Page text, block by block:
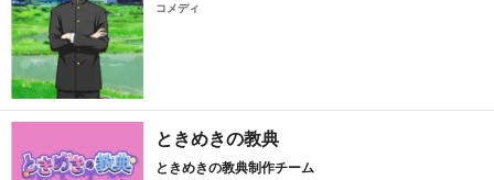
コメディ
ときめきの教典
ときめきの教典制作チーム